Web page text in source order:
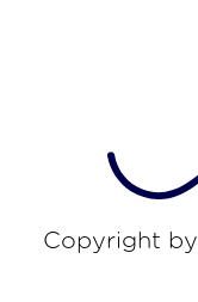
Copyright by